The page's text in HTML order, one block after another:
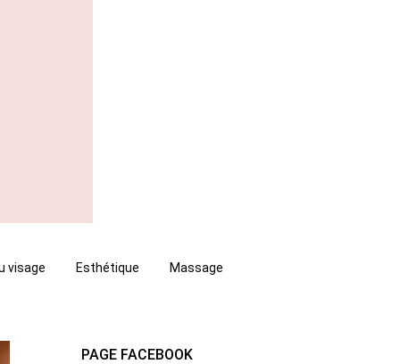
visage Esthétique Massage
PAGE FACEBOOK